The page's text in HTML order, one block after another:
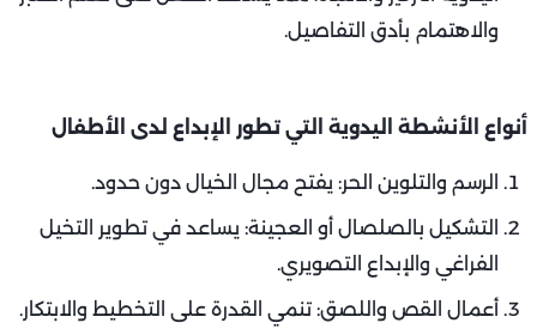
والاهتمام بأدق التفاصيل.
أنواع الأنشطة اليدوية التي تطور الإبداع لدى الأطفال
الرسم والتلوين الحر: يفتح مجال الخيال دون حدود.
التشكيل بالصلصال أو العجينة: يساعد في تطوير التخيل
الفراغي والإبداع التصويري.
أعمال القص واللصق: تنمي القدرة على التخطيط والابتكار.